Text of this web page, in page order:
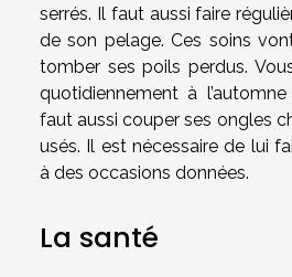
serrés. Il faut aussi faire
de son pelage. Ces soins
tomber ses poils perdus.
quotidiennement à
faut aussi couper ses ongles
usés. Il est nécessaire de lui
à des occasions données.
La santé